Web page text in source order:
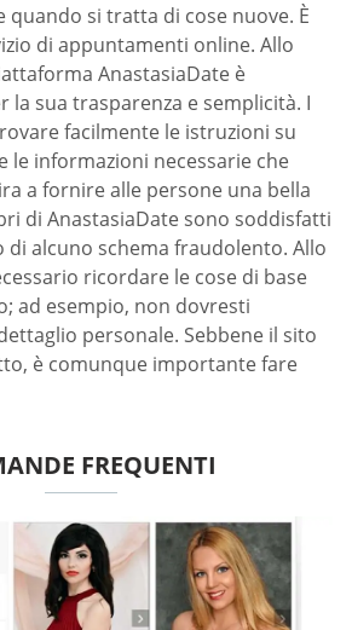
quando si tratta di cose nuove. È
di appuntamenti online. Allo
AnastasiaDate è
la sua trasparenza e semplicità. I
facilmente le istruzioni su
le informazioni necessarie che
a fornire alle persone una bella
di AnastasiaDate sono soddisfatti
di alcuno schema fraudolento. Allo
ricordare le cose di base
ad esempio, non dovresti
personale. Sebbene il sito
è comunque importante fare
FREQUENTI